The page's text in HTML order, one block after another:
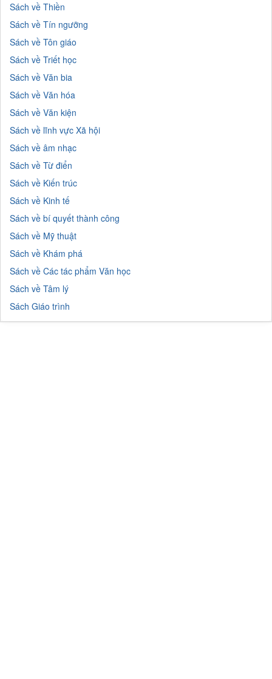
Sách về Thiền
Sách về Tín ngưỡng
Sách về Tôn giáo
Sách về Triết học
Sách về Văn bia
Sách về Văn hóa
Sách về Văn kiện
Sách về lĩnh vực Xã hội
Sách về âm nhạc
Sách về Từ điển
Sách về Kiến trúc
Sách về Kinh tế
Sách về bí quyết thành công
Sách về Mỹ thuật
Sách về Khám phá
Sách về Các tác phẩm Văn học
Sách về Tâm lý
Sách Giáo trình